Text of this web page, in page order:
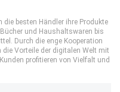
besten Händler ihre Produkte
und Haushaltswaren bis
Durch die enge Kooperation
Vorteile der digitalen Welt mit
profitieren von Vielfalt und